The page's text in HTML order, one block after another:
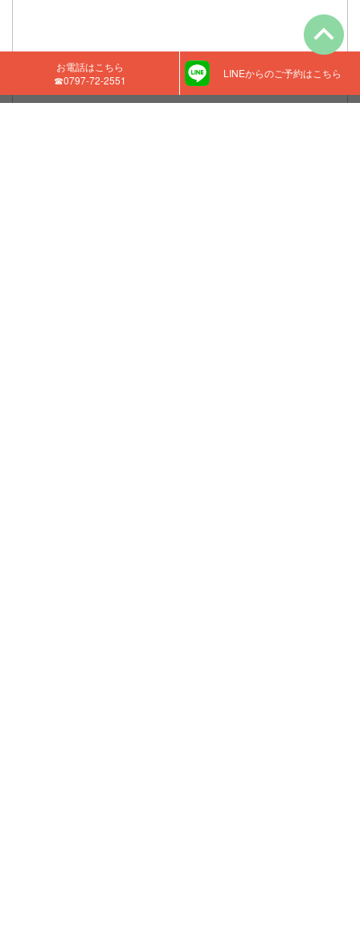
お電話はこちら
☎0797-72-2551
LINEからのご予約はこちら